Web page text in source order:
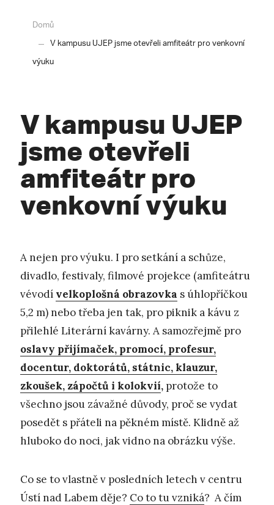
Domů
V kampusu UJEP jsme otevřeli amfiteátr pro venkovní
výuku
V kampusu UJEP
jsme otevřeli
amfiteátr pro
venkovní výuku
A nejen pro výuku. I pro setkání a schůze,
divadlo, festivaly, filmové projekce (amfiteátru
vévodí velkoplošná obrazovka s úhlopříčkou
5,2 m) nebo třeba jen tak, pro piknik a kávu z
přilehlé Literární kavárny. A samozřejmě pro
oslavy přijímaček, promocí, profesur,
docentur, doktorátů, státnic, klauzur,
zkoušek, zápočtů i kolokvií, protože to
všechno jsou závažné důvody, proč se vydat
posedět s přáteli na pěkném místě. Klidně až
hluboko do noci, jak vidno na obrázku výše.
Co se to vlastně v posledních letech v centru
Ústí nad Labem děje? Co to tu vzniká? A čím